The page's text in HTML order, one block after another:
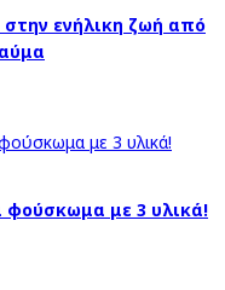
ενήλικη ζωή από
φούσκωμα με 3 υλικά!